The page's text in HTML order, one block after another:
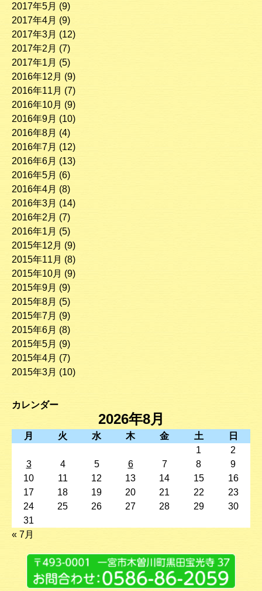
2017年5月 (9)
2017年4月 (9)
2017年3月 (12)
2017年2月 (7)
2017年1月 (5)
2016年12月 (9)
2016年11月 (7)
2016年10月 (9)
2016年9月 (10)
2016年8月 (4)
2016年7月 (12)
2016年6月 (13)
2016年5月 (6)
2016年4月 (8)
2016年3月 (14)
2016年2月 (7)
2016年1月 (5)
2015年12月 (9)
2015年11月 (8)
2015年10月 (9)
2015年9月 (9)
2015年8月 (5)
2015年7月 (9)
2015年6月 (8)
2015年5月 (9)
2015年4月 (7)
2015年3月 (10)
カレンダー
2026年8月
月 火 水 木 金 土
日
1
2
3
4 5 6 7 8
9
10
11 12 13 14 15
16
17
18 19 20 21 22
23
24
25 26 27 28 29
30
31
« 7月